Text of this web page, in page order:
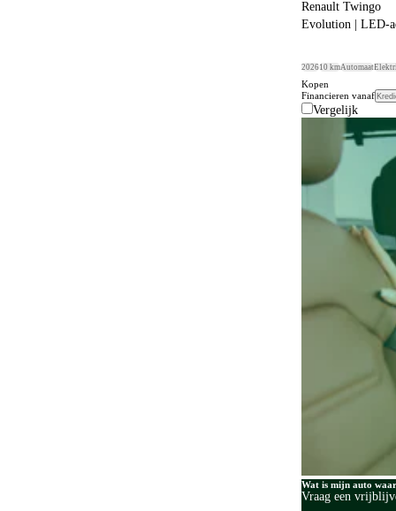
Renault Twingo
Evolution | LED-
202610 kmAutomaat
Kopen
Financieren vanaf
Vergelijk
Wat is mijn auto
Vraag een